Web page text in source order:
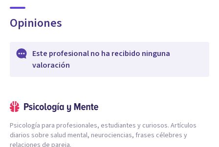
Opiniones
Este profesional no ha recibido ninguna
valoración
Psicología para profesionales, estudiantes y curiosos. Artículos
diarios sobre salud mental, neurociencias, frases célebres y
relaciones de pareja.